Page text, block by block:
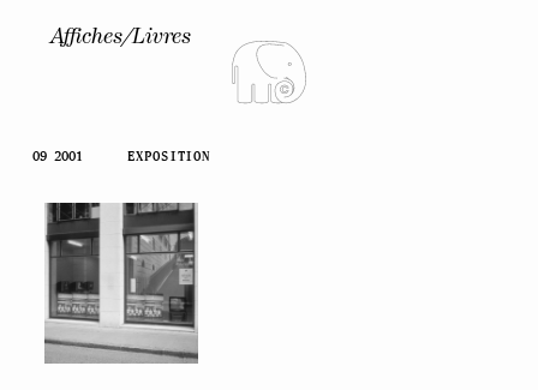
Affiches/Livres
09 2001 EXPOSITION